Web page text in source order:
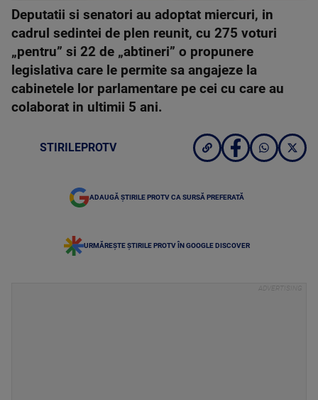
Deputatii si senatori au adoptat miercuri, in
cadrul sedintei de plen reunit, cu 275 voturi
„pentru” si 22 de „abtineri” o propunere
legislativa care le permite sa angajeze la
cabinetele lor parlamentare pe cei cu care au
colaborat in ultimii 5 ani.
STIRILEPROTV
ADAUGĂ ȘTIRILE PROTV CA SURSĂ PREFERATĂ
URMĂREȘTE ȘTIRILE PROTV ÎN GOOGLE DISCOVER